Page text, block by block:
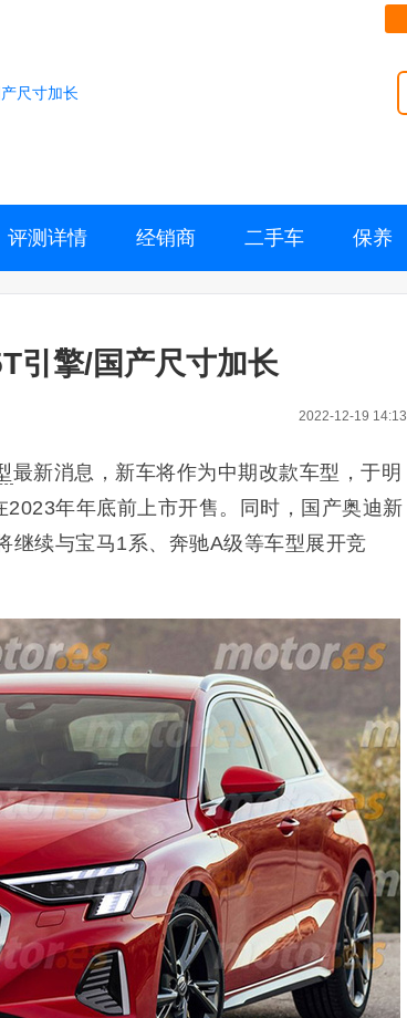
尺寸加长
评测详情 经销商 二手车 保养
引擎/国产尺寸加长
2022-12-19 14:13
最新消息，新车将作为中期改款车型，于明
年年底前上市开售。同时，国产奥迪新
继续与宝马1系、奔驰A级等车型展开竞